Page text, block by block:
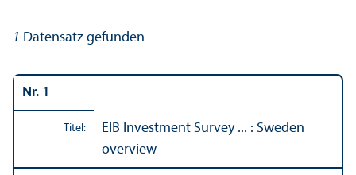
1 Datensatz gefunden
Nr. 1
Titel:
EIB Investment Survey ... : Sweden
overview